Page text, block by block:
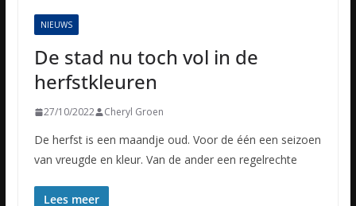
NIEUWS
De stad nu toch vol in de
herfstkleuren
27/10/2022 Cheryl Groen
De herfst is een maandje oud. Voor de één een seizoen
van vreugde en kleur. Van de ander een regelrechte
Lees meer